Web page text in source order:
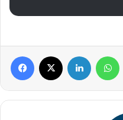
Facebook Linkedin